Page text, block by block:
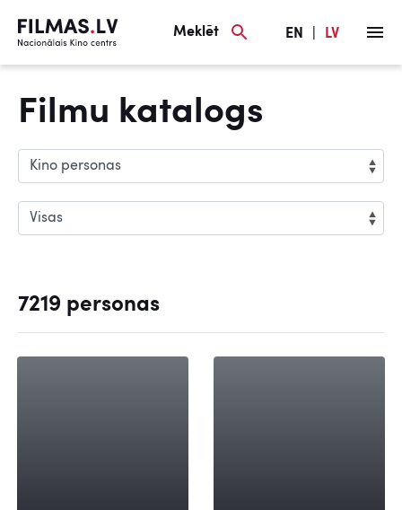
Meklēt EN LV
Filmu katalogs
7219 personas